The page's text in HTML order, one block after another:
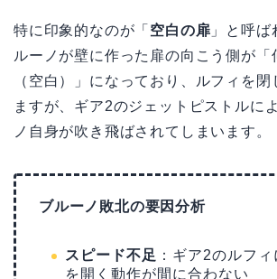
特に印象的なのが「 空白の扉 」と呼
ルーノが壁に作った扉の向こう側が「
（空白）」になっており、ルフィを閉
ますが、ギア2のジェットピストルに
ノ自身が吹き飛ばされてしまいます。
ブルーノ敗北の要因分析
スピード不足 ：ギア2のルフ
を開く動作が間に合わない